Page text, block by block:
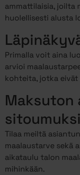
ammattilaisia, joilta
huolellisesti alusta
Primalla voit aina
arvioi
kohteita, jotka
Maksuton
Tilaa meiltä
maalaustarve sekä
aikataulu talon
mihinkään.